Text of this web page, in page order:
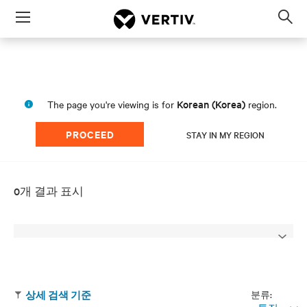
Menu
The page you're viewing is for Korean (Korea) region.
PROCEED STAY IN MY REGION
0개 결과 표시
분류:
상세 검색 기준